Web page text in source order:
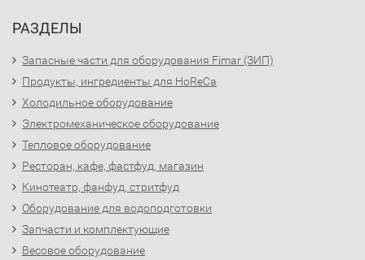
РАЗДЕЛЫ
Запасные части для оборудования Fimar (ЗИП)
Продукты, ингредиенты для HoReCa
Холодильное оборудование
Электромеханическое оборудование
Тепловое оборудование
Ресторан, кафе, фастфуд, магазин
Кинотеатр, фанфуд, стритфуд
Оборудование для водоподготовки
Запчасти и комплектующие
Весовое оборудование